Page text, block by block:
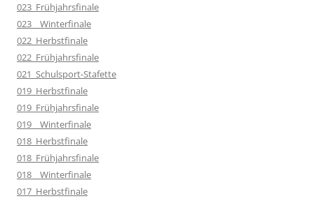
023_Frühjahrsfinale
023__Winterfinale
022_Herbstfinale
022_Frühjahrsfinale
021_Schulsport-Stafette
019_Herbstfinale
019_Frühjahrsfinale
019__Winterfinale
018_Herbstfinale
018_Frühjahrsfinale
018__Winterfinale
017_Herbstfinale